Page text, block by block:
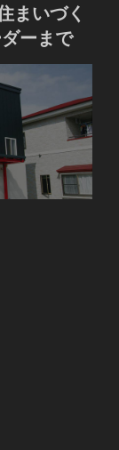
まいづく
ーまで